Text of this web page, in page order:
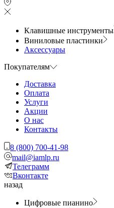
Клавишные инструменты
Виниловые пластинки
Аксессуары
Покупателям
Доставка
Оплата
Услуги
Акции
О нас
Контакты
8 (800) 700-41-98
mail@iamlp.ru
Телеграмм
Вконтакте
назад
Цифровые пианино